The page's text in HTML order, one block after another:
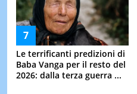
Le terrificanti predizioni di
Baba Vanga per il resto del
2026: dalla terza guerra ...